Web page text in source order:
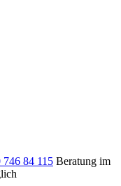
746 84 115 Beratung im